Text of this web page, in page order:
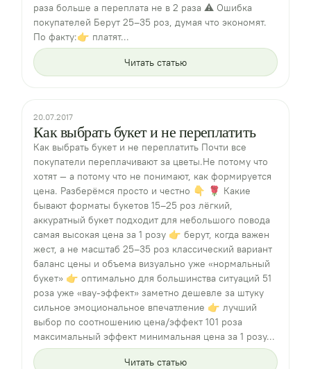
раза больше а переплата не в 2 раза ⚠️ Ошибка
покупателей Берут 25–35 роз, думая что экономят.
По факту:👉 платят...
Читать статью
20.07.2017
Как выбрать букет и не переплатить
Как выбрать букет и не переплатить Почти все
покупатели переплачивают за цветы.Не потому что
хотят — а потому что не понимают, как формируется
цена. Разберёмся просто и честно 👇 🌹 Какие
бывают форматы букетов 15–25 роз лёгкий,
аккуратный букет подходит для небольшого повода
самая высокая цена за 1 розу 👉 берут, когда важен
жест, а не масштаб 25–35 роз классический вариант
баланс цены и объема визуально уже «нормальный
букет» 👉 оптимально для большинства ситуаций 51
роза уже «вау-эффект» заметно дешевле за штуку
сильное эмоциональное впечатление 👉 лучший
выбор по соотношению цена/эффект 101 роза
максимальный эффект минимальная цена за 1 розу...
Читать статью